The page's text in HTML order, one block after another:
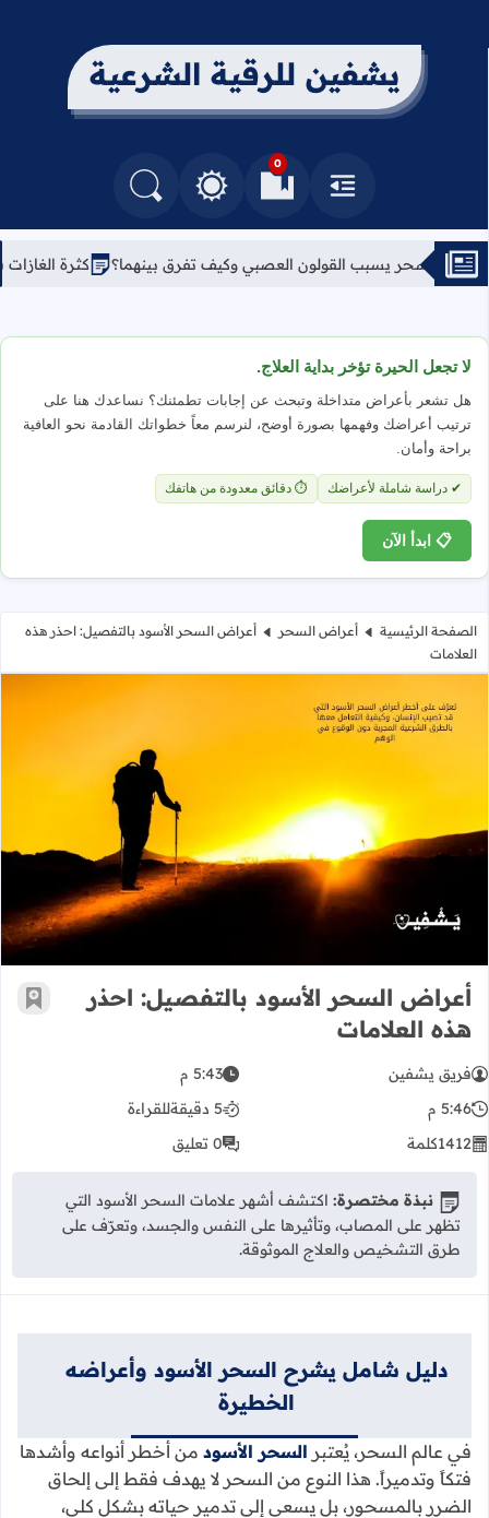
يشفين للرقية الشرعية
القائمة
0
العلامات المرجعيةالتغيير بين الوضع النهاري والداكن
البحث في المدونة
القولون العصبي وكيف تفرق بينهما؟ كثرة الغازات في البطن
لا تجعل الحيرة تؤخر بداية العلاج.
هل تشعر بأعراض متداخلة وتبحث عن إجابات تطمئنك؟ نساعدك هنا على
ترتيب أعراضك وفهمها بصورة أوضح، لنرسم معاً خطواتك القادمة نحو العافية
براحة وأمان.
✔ دراسة شاملة لأعراضك ⏱ دقائق معدودة من هاتفك
📋 ابدأ الآن
الصفحة الرئيسية أعراض السحر
أعراض السحر الأسود بالتفصيل: احذر هذه
العلامات
أعراض السحر الأسود بالتفصيل:
أعراض السحر الأسود بالتفصيل: احذر
هذه العلامات
أضف
فريق يشفين
5:43 م
5:46 م
5 دقيقة
للقراءة
1412كلمة 0 تعليق
نبذة مختصرة: اكتشف أشهر علامات السحر الأسود التي
تظهر على المصاب، وتأثيرها على النفس والجسد، وتعرّف على
طرق التشخيص والعلاج الموثوقة.
دليل شامل يشرح السحر الأسود وأعراضه
الخطيرة
في عالم السحر، يُعتبر السحر الأسود من أخطر أنواعه وأشدها
فتكاً وتدميراً. هذا النوع من السحر لا يهدف فقط إلى إلحاق
الضرر بالمسحور، بل يسعى إلى تدمير حياته بشكل كلي،